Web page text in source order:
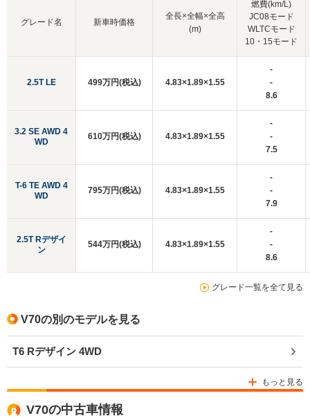
グレード名
2.5T LE
3.2 SE AWD 4
WD
T-6 TE AWD 4
WD
2.5T Rデザイ
ン
新車時価格
全長×全幅×全高
(m)
燃費(km/L)
JC08モード
WLTCモード
10・15モード
499万円(税込) 4.83×1.89×1.55
-
-
8.6
610万円(税込) 4.83×1.89×1.55
-
-
7.5
795万円(税込) 4.83×1.89×1.55
-
-
7.9
544万円(税込) 4.83×1.89×1.55
-
-
8.6
グレード一覧を全て見る
V70の別のモデルを見る
T6 Rデザイン 4WD
もっと見る
V70の中古車情報